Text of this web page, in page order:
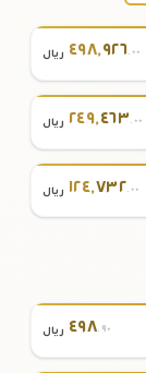
٤٩٨,٩٢٦.٠٠ ريال
٢٤٩,٤٦٣.٠٠ ريال
١٢٤,٧٣٢.٠٠ ريال
٤٩٨.٩٠ ريال